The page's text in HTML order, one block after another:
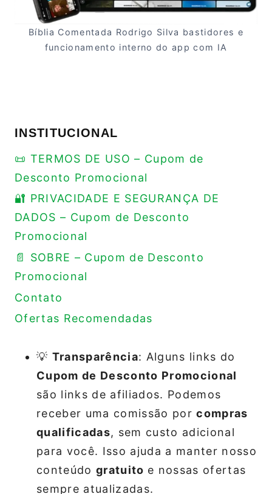
Bíblia Comentada Rodrigo Silva bastidores e
funcionamento interno do app com IA
INSTITUCIONAL
📜 TERMOS DE USO – Cupom de
Desconto Promocional
🔐 PRIVACIDADE E SEGURANÇA DE
DADOS – Cupom de Desconto
Promocional
📄 SOBRE – Cupom de Desconto
Promocional
Contato
Ofertas Recomendadas
💡 Transparência: Alguns links do
Cupom de Desconto Promocional
são links de afiliados. Podemos
receber uma comissão porcompras
qualificadas, sem custo adicional
para você. Isso ajuda a manter nosso
conteúdo gratuito e nossas ofertas
sempre atualizadas.